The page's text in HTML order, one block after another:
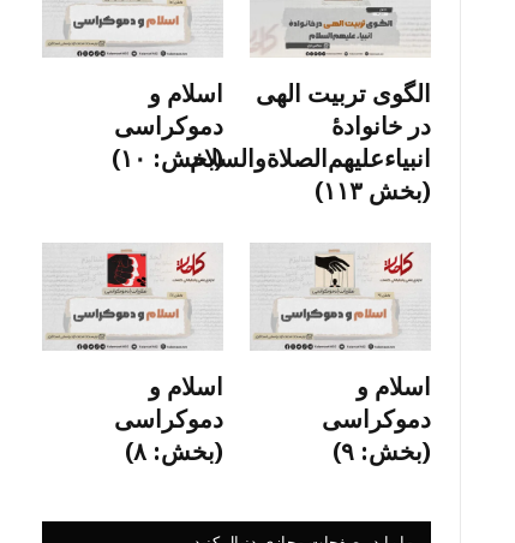
الگوی تربیت الهی
در خانوادۀ
انبیاءعلیهم‌الصلاةو‌السلام
(بخش ۱۱۳)
اسلام و
دموکراسی
(بخش: ۱۰)
اسلام و
دموکراسی
(بخش: ۹)
اسلام و
دموکراسی
(بخش: ۸)